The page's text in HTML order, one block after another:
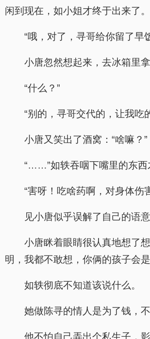
闲到现在，如小姐才终于出来了。
“哦，对了，寻哥给你留了早
小唐忽然想起来，去冰箱里
“什么？”
“别的，寻哥交代的，让我吃
小唐又笑出了酒窝：“啥嘛？”
“……”如轶吞咽下嘴里的东西
“害呀！吃啥药啊，对身体伤
见小唐似乎误解了自己的语
小唐眯着眼睛很认真地想了
明，我都不敢想，你俩的孩子会
如轶彻底不知道该说什么。
她做陈寻的情人是为了钱，
他不怕自己弄出个私生子，